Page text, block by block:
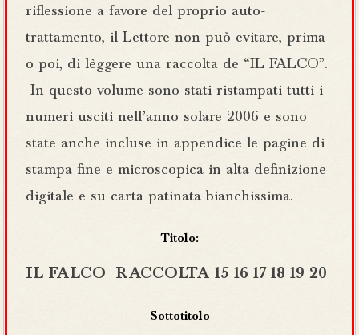
riflessione a favore del proprio auto-
trattamento, il Lettore non può evitare, prima
o poi, di lèggere una raccolta de “IL FALCO”.
In questo volume sono stati ristampati tutti i
numeri usciti nell’anno solare 2006 e sono
state anche incluse in appendice le pagine di
stampa fine e microscopica in alta definizione
digitale e su carta patinata bianchissima.
Titolo:
IL FALCO RACCOLTA 15 16 17 18 19 20
Sottotitolo